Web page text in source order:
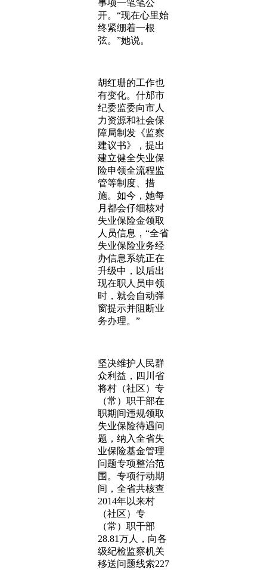
事项一笔笔公
开。“现在心里始
终紧绷着一根
弦。”她说。
胡红珊的工作也
有变化。什邡市
纪委监委向市人
力资源和社会保
障局制发《监察
建议书》，提出
建立健全失业保
险申领全流程监
管等制度、措
施。如今，她每
月都会仔细核对
失业保险金领取
人员信息，“全省
失业保险业务经
办信息系统正在
升级中，以后出
现在职人员申领
时，就会自动弹
窗提示并阻断业
务办理。”
坚决维护人民群
众利益，四川省
将村（社区）专
（常）职干部在
职期间违规领取
失业保险待遇问
题，纳入全省失
业保险基金管理
问题专项整治范
围。专项行动期
间，全省共核查
2014年以来村
（社区）专
（常）职干部
28.81万人，向各
级纪检监察机关
移送问题线索227